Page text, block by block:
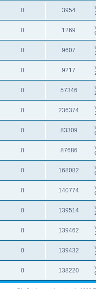
0 3954
0 1269
0 9607
0 9217
0 57346
0 236374
0 83309
0 87686
0 168082
0 140774
0 139514
0 139462
0 139432
0 138220